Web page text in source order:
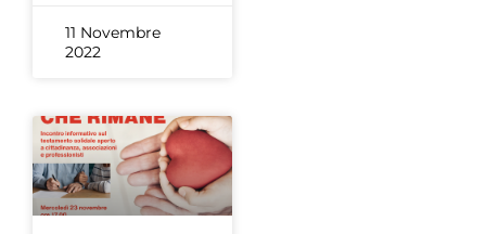
11 Novembre
2022